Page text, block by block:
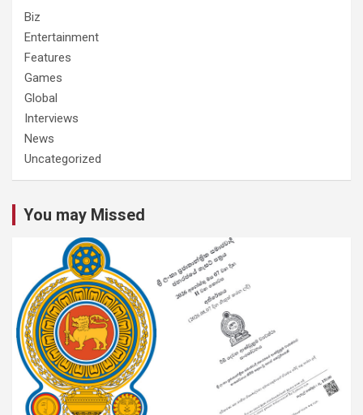
Biz
Entertainment
Features
Games
Global
Interviews
News
Uncategorized
You may Missed